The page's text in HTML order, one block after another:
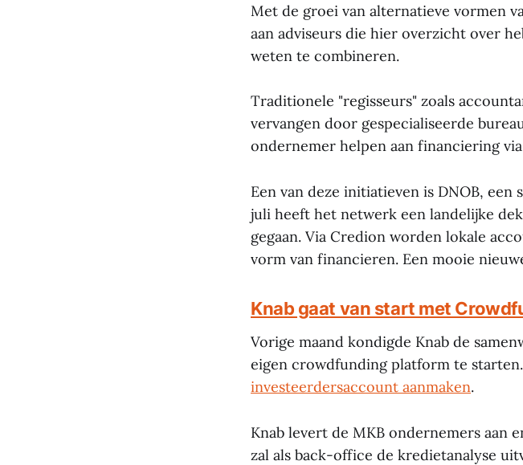
Met de groei van alternatieve vormen
aan adviseurs die hier overzicht over
weten te combineren.
Traditionele "regisseurs" zoals
vervangen door gespecialiseerde
ondernemer helpen aan financiering
Een van deze initiatieven is DNOB, een
juli heeft het netwerk een landelijke
gegaan. Via Credion worden lokale
vorm van financieren. Een mooie
Knab gaat van start met
Vorige maand kondigde Knab de
eigen crowdfunding platform te
investeerdersaccount aanmaken.
Knab levert de MKB ondernemers aan
zal als back-office de kredietanalyse